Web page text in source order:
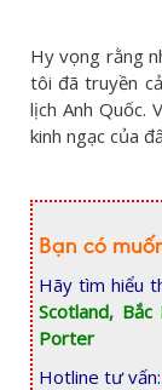
Hy vọng rằng
tôi đã truyền
lịch Anh Quốc.
kinh ngạc của
Bạn có
Hãy tìm hiểu
Scotland,
Porter
Hotline tư vấn: